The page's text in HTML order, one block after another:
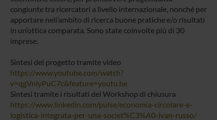
congiunte tra ricercatori a livello internazionale, nonché per
apportare nell’ambito di ricerca buone pratiche e/o risultati
in un’ottica comparata. Sono state coinvolte più di 30
imprese.
Sintesi del progetto tramite video
https://www.youtube.com/watch?
v=qgVnlyPuC7c&feature=youtu.be
Sintesi tramite i risultati del Workshop di chiusura
https://www.linkedin.com/pulse/economia-circolare-e-
logistica-integrata-per-una-societ%C3%A0-ivan-russo/